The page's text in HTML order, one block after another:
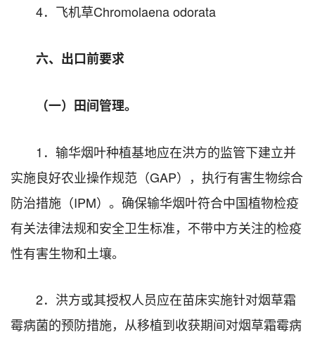
4．飞机草Chromolaena odorata
六、出口前要求
（一）田间管理。
1．输华烟叶种植基地应在洪方的监管下建立并
实施良好农业操作规范（GAP），执行有害生物综合
防治措施（IPM）。确保输华烟叶符合中国植物检疫
有关法律法规和安全卫生标准，不带中方关注的检疫
性有害生物和土壤。
2．洪方或其授权人员应在苗床实施针对烟草霜
霉病菌的预防措施，从移植到收获期间对烟草霜霉病